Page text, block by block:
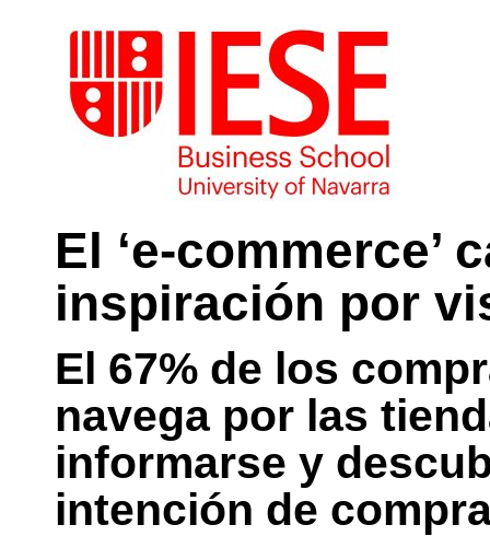
El ‘e-commerce’
inspiración por
El 67% de los
navega por las
informarse y
intención de